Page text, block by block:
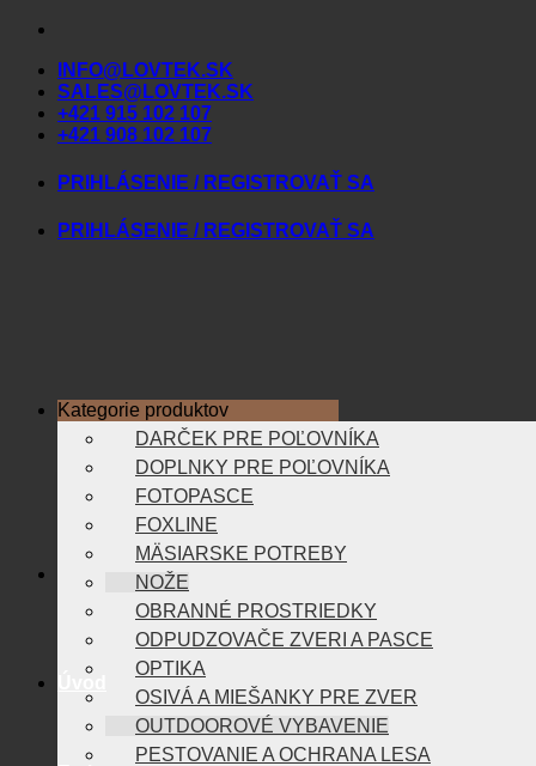
Skip
contentINFO@LOVTEK.SK
SALES@LOVTEK.SK
+421 915 102 107
+421 908 102 107
PRIHLÁSENIE / REGISTROVAŤ SA
PRIHLÁSENIE / REGISTROVAŤ SA
Kategorie produktov
DARČEK PRE POĽOVNÍKA
DOPLNKY PRE POĽOVNÍKA
FOTOPASCE
FOXLINE
MÄSIARSKE POTREBY
NOŽE
OBRANNÉ PROSTRIEDKY
ODPUDZOVAČE ZVERI A PASCE
OPTIKA
OSIVÁ A MIEŠANKY PRE ZVER
OUTDOOROVÉ VYBAVENIE
PESTOVANIE A OCHRANA LESA